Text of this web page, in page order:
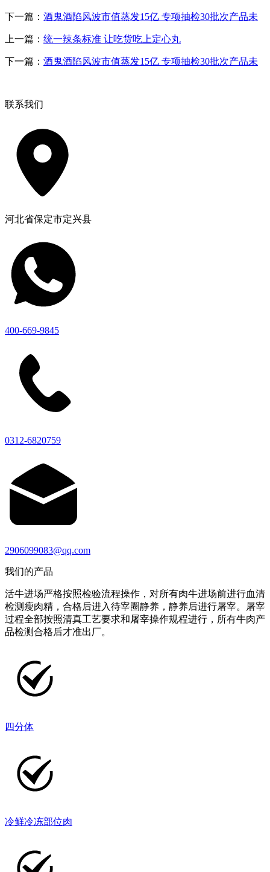
下一篇： 酒鬼酒陷风波市值蒸发15亿 专项抽检30批次产品未
上一篇： 统一辣条标准 让吃货吃上定心丸
下一篇： 酒鬼酒陷风波市值蒸发15亿 专项抽检30批次产品未
联系我们
河北省保定市定兴县
400-669-9845
0312-6820759
2906099083@qq.com
我们的产品
活牛进场严格按照检验流程操作，对所有肉牛进场前进行血清
检测瘦肉精，合格后进入待宰圈静养，静养后进行屠宰。屠宰
过程全部按照清真工艺要求和屠宰操作规程进行，所有牛肉产
品检测合格后才准出厂。
四分体
冷鲜冷冻部位肉